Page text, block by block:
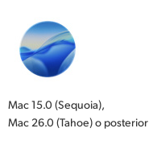
Mac 15.0 (Sequoia),
Mac 26.0 (Tahoe) o posterior